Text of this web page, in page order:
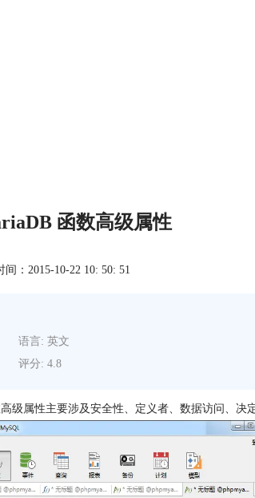
函数高级属性
间：2015-10-22 10: 50: 51
语言: 英文
评分: 4.8
级属性主要涉及安全性、定义者、数据访问、决